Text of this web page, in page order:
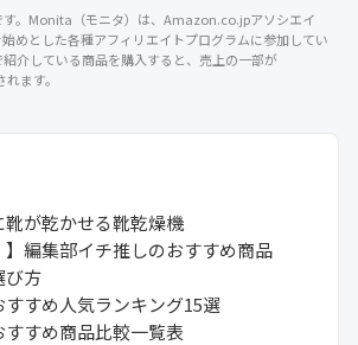
す。Monita（モニタ）は、Amazon.co.jpアソシエイ
めとした各種アフィリエイトプログラムに参加してい
紹介している商品を購入すると、売上の一部が
ます。
靴が乾かせる靴乾燥機
】編集部イチ推しのおすすめ商品
び方
すめ人気ランキング15選
すめ商品比較一覧表